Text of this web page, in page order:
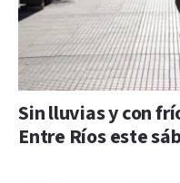
Sin lluvias y con
Entre Ríos este